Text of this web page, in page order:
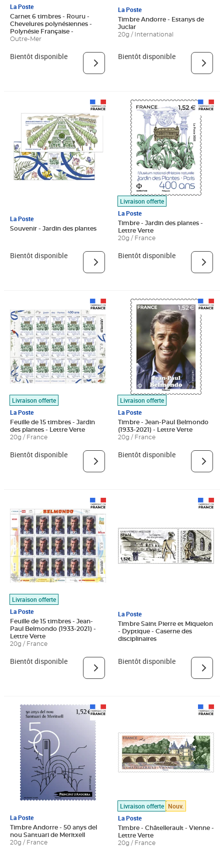
La Poste
Carnet 6 timbres - Rouru -
Chevelures polynésiennes -
Polynésie Française -
Outre-Mer
Bientôt disponible
La Poste
Timbre Andorre - Estanys de
Juclar
20g / International
Bientôt disponible
La Poste
Souvenir - Jardin des plantes
Bientôt disponible
Livraison offerte
La Poste
Timbre - Jardin des plantes -
Lettre Verte
20g / France
Bientôt disponible
Livraison offerte
La Poste
Feuille de 15 timbres - Jardin
des plantes - Lettre Verte
20g / France
Bientôt disponible
Livraison offerte
La Poste
Timbre - Jean-Paul Belmondo
(1933-2021) - Lettre Verte
20g / France
Bientôt disponible
Livraison offerte
La Poste
Feuille de 15 timbres - Jean-
Paul Belmondo (1933-2021) -
Lettre Verte
20g / France
Bientôt disponible
La Poste
Timbre Saint Pierre et Miquelon
- Dyptique - Caserne des
disciplinaires
Bientôt disponible
La Poste
Timbre Andorre - 50 anys del
nou Santuari de Meritxell
20g / France
Livraison offerte Nouv.
La Poste
Timbre - Châtellerault - Vienne -
Lettre Verte
20g / France